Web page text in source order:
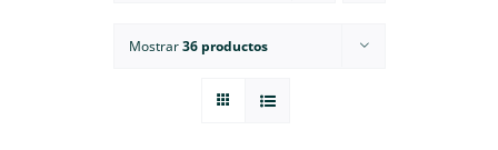
Mostrar36 productos